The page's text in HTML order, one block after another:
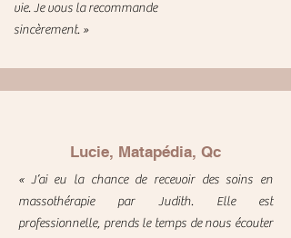
vie. Je vous la recommande
sincèrement. »
Lucie, Matapédia, Qc
« J’ai eu la chance de recevoir des soins en
massothérapie par Judith. Elle est
professionnelle, prends le temps de nous écouter